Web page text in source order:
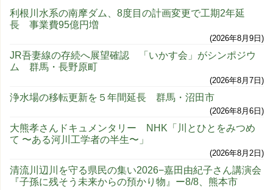
利根川水系の南摩ダム、8度目の計画変更で工期2年延
長 事業費95億円増
2026年8月9日
JR吾妻線の存続へ展望確認 「いかす会」がシンポジウ
ム 群馬・長野原町
2026年8月7日
浄水場の移転更新を５年間延長 群馬・沼田市
2026年8月6日
大熊孝さんドキュメンタリー NHK「川とひとをみつめ
て 〜ある河川工学者の半生〜」
2026年8月2日
清流川辺川を守る県民の集い2026−嘉田由紀子さん講演会
『子孫に残そう未来からの預かり物』ー8/8、熊本市